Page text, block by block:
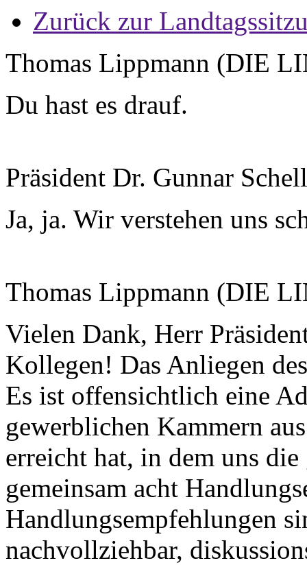
Zurück zur
Thomas Lippmann (DIE
Du hast es drauf.
Präsident Dr. Gunnar
Ja, ja. Wir verstehen uns
Thomas Lippmann (DIE
Vielen Dank, Herr
Kollegen! Das Anliegen
Es ist offensichtlich eine
gewerblichen Kammern
erreicht hat, in dem uns
gemeinsam acht
Handlungsempfehlungen
nachvollziehbar,